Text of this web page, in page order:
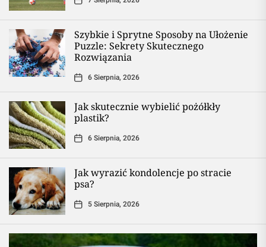
Szybkie i Sprytne Sposoby na Ułożenie
Puzzle: Sekrety Skutecznego
Rozwiązania
6 Sierpnia, 2026
Jak skutecznie wybielić pożółkły
plastik?
6 Sierpnia, 2026
Jak wyrazić kondolencje po stracie
psa?
5 Sierpnia, 2026